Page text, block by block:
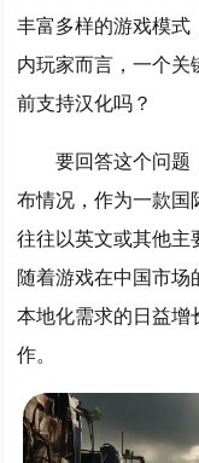
丰富多样的游戏模式
内玩家而言，一个关
前支持汉化吗？
要回答这个问题
布情况，作为一款国
往往以英文或其他主
随着游戏在中国市场
本地化需求的日益增
作。